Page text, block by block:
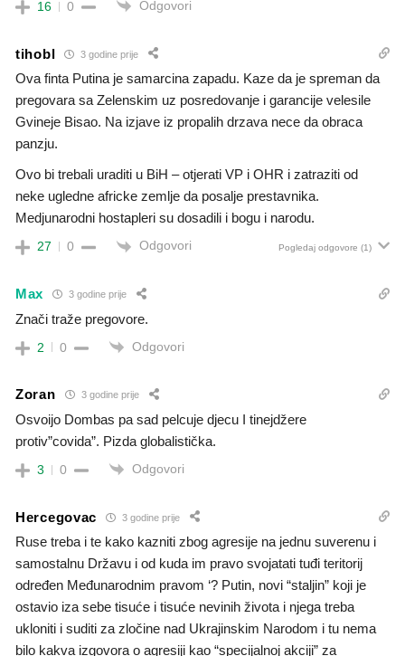
16 0 Odgovori
tihobl 3 godine prije
Ova finta Putina je samarcina zapadu. Kaze da je spreman da
pregovara sa Zelenskim uz posredovanje i garancije velesile
Gvineje Bisao. Na izjave iz propalih drzava nece da obraca
panzju.
Ovo bi trebali uraditi u BiH – otjerati VP i OHR i zatraziti od
neke ugledne africke zemlje da posalje prestavnika.
Medjunarodni hostapleri su dosadili i bogu i narodu.
27 0 Odgovori Pogledaj odgovore (1)
Max 3 godine prije
Znači traže pregovore.
2 0 Odgovori
Zoran 3 godine prije
Osvoijo Dombas pa sad pelcuje djecu I tinejdžere
protiv”covida”. Pizda globalistička.
3 0 Odgovori
Hercegovac 3 godine prije
Ruse treba i te kako kazniti zbog agresije na jednu suverenu i
samostalnu Državu i od kuda im pravo svojatati tuđi teritorij
određen Međunarodnim pravom ‘? Putin, novi “staljin” koji je
ostavio iza sebe tisuće i tisuće nevinih života i njega treba
ukloniti i suditi za zločine nad Ukrajinskim Narodom i tu nema
bilo kakva izgovora o agresiji kao “specijalnoj akciji” za